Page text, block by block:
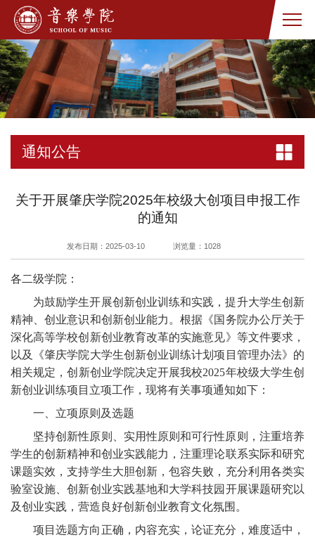
通知公告
关于开展肇庆学院2025年校级大创项目申报工作
的通知
发布日期：2025-03-10 浏览量： 1028
各二级学院：
为鼓励学生开展创新创业训练和实践，提升大学生创新
精神、创业意识和创新创业能力。根据《国务院办公厅关于
深化高等学校创新创业教育改革的实施意见》等文件要求，
以及《肇庆学院大学生创新创业训练计划项目管理办法》的
相关规定，创新创业学院决定开展我校2025年校级大学生创
新创业训练项目立项工作，现将有关事项通知如下：
一、立项原则及选题
坚持创新性原则、实用性原则和可行性原则，注重培养
学生的创新精神和创业实践能力，注重理论联系实际和研究
课题实效，支持学生大胆创新，包容失败，充分利用各类实
验室设施、创新创业实践基地和大学科技园开展课题研究以
及创业实践，营造良好创新创业教育文化氛围。
项目选题方向正确，内容充实，论证充分，难度适中，